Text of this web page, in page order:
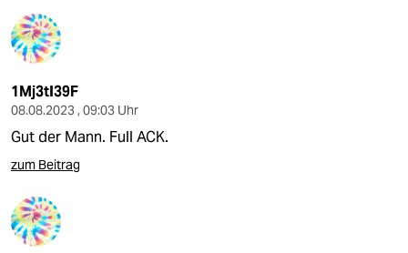
1Mj3tI39F
08.08.2023 , 09:03 Uhr
Gut der Mann. Full ACK.
zum Beitrag